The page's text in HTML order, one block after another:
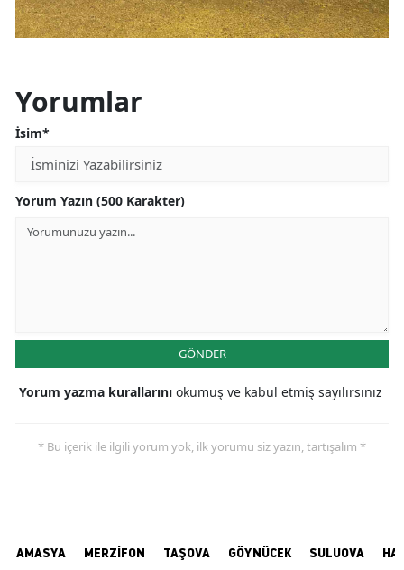
Yorumlar
İsim*
Yorum Yazın (500 Karakter)
GÖNDER
Yorum yazma kurallarını okumuş ve kabul etmiş sayılırsınız
* Bu içerik ile ilgili yorum yok, ilk yorumu siz yazın, tartışalım *
AMASYA MERZİFON TAŞOVA GÖYNÜCEK SULUOVA